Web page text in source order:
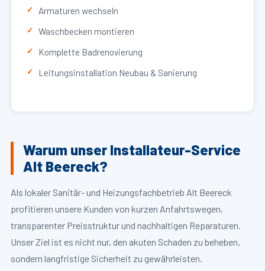
Armaturen wechseln
Waschbecken montieren
Komplette Badrenovierung
Leitungsinstallation Neubau & Sanierung
Warum unser Installateur-Service
Alt Beereck?
Als lokaler Sanitär- und Heizungsfachbetrieb Alt Beereck
profitieren unsere Kunden von kurzen Anfahrtswegen,
transparenter Preisstruktur und nachhaltigen Reparaturen.
Unser Ziel ist es nicht nur, den akuten Schaden zu beheben,
sondern langfristige Sicherheit zu gewährleisten.